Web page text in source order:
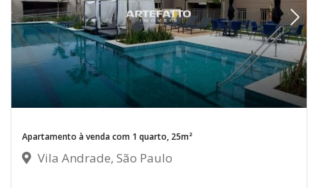
Apartamento à venda com 1 quarto, 25m²
Vila Andrade, São Paulo